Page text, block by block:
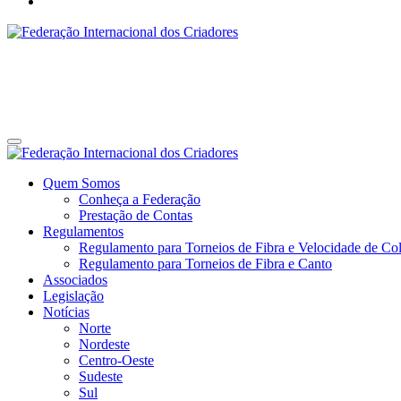
Site da Federação Internacional dos Criadores de Pássaros
Quem Somos
Conheça a Federação
Prestação de Contas
Regulamentos
Regulamento para Torneios de Fibra e Velocidade de
Regulamento para Torneios de Fibra e Canto
Associados
Legislação
Notícias
Norte
Nordeste
Centro-Oeste
Sudeste
Sul